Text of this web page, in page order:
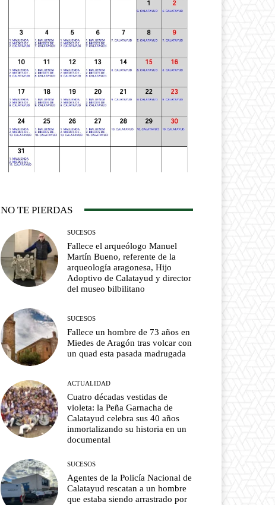
NO TE PIERDAS
SUCESOS
Fallece el arqueólogo Manuel
Martín Bueno, referente de la
arqueología aragonesa, Hijo
Adoptivo de Calatayud y director
del museo bilbilitano
SUCESOS
Fallece un hombre de 73 años en
Miedes de Aragón tras volcar con
un quad esta pasada madrugada
ACTUALIDAD
Cuatro décadas vestidas de
violeta: la Peña Garnacha de
Calatayud celebra sus 40 años
inmortalizando su historia en un
documental
SUCESOS
Agentes de la Policía Nacional de
Calatayud rescatan a un hombre
que estaba siendo arrastrado por